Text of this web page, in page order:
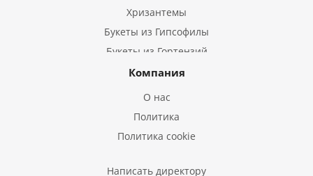
Хризантемы
Букеты из Гипсофилы
Букеты из Гортензий
Букеты из Ирисов
Букеты из Эустом
Букеты из Гладиолусов
Компания
О нас
Политика
Политика cookie
Написать директору